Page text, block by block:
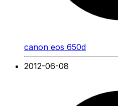
canon eos 650d
2012-06-08